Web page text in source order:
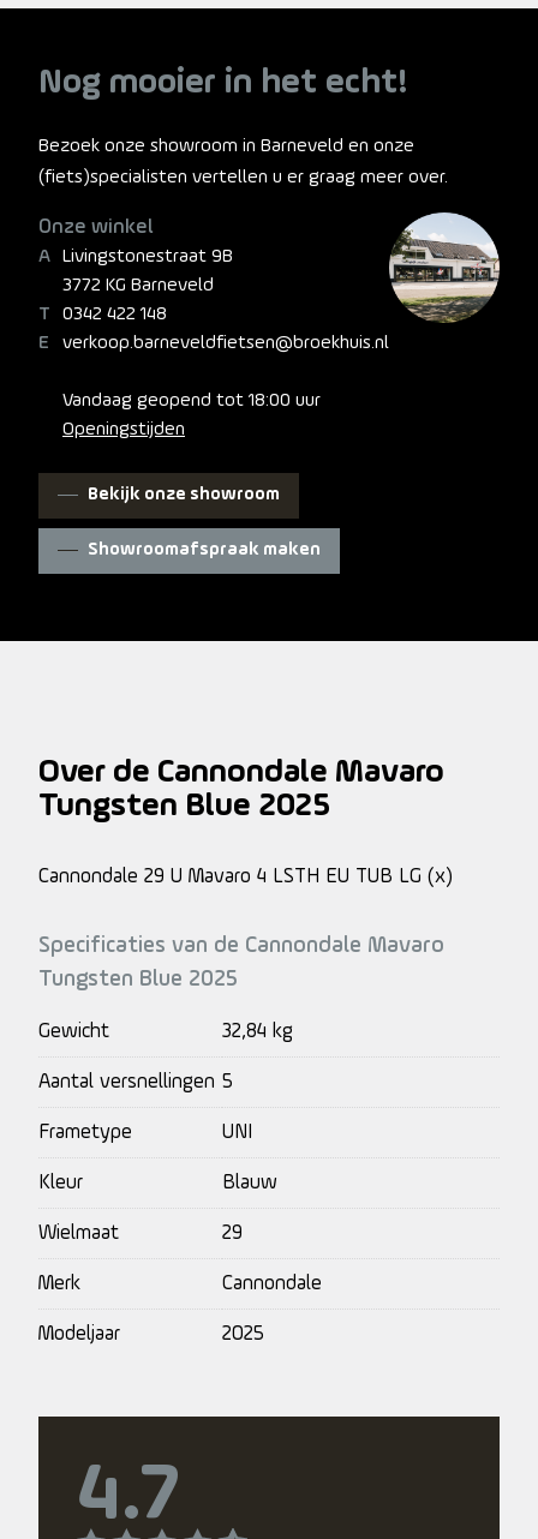
Nog mooier in het echt!
Bezoek onze showroom in Barneveld en onze
(fiets)specialisten vertellen u er graag meer over.
Onze winkel
Livingstonestraat 9B
3772 KG Barneveld
0342 422 148
verkoop.barneveldfietsen@broekhuis.nl
Vandaag geopend tot 18:00 uur
Openingstijden
Bekijk onze showroom
Showroomafspraak maken
Over de Cannondale Mavaro
Tungsten Blue 2025
Cannondale 29 U Mavaro 4 LSTH EU TUB LG (x)
Specificaties van de Cannondale Mavaro
Tungsten Blue 2025
Gewicht 32,84 kg
Aantal versnellingen 5
Frametype UNI
Kleur Blauw
Wielmaat 29
Merk Cannondale
Modeljaar 2025
4.7